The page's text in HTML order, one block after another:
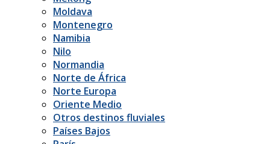
Moldava
Montenegro
Namibia
Nilo
Normandia
Norte de África
Norte Europa
Oriente Medio
Otros destinos fluviales
Países Bajos